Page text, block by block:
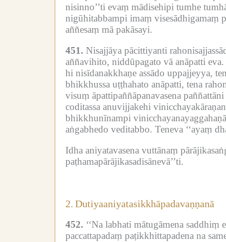
nisinno’’ti evaṃ mādisehipi tumhe
nigūhitabbampi imaṃ visesādhigamaṃ
aññesaṃ mā pakāsayi.
451. Nisajjāya pācittiyanti
aññavihito, niddūpagato vā anāpatti eva.
hi nisīdanakkhaṇe assādo uppajjeyya,
bhikkhussa uṭṭhahato anāpatti, tena
visuṃ āpattipaññāpanavasena
coditassa anuvijjakehi
bhikkhunīnampi
aṅgabhedo veditabbo. Teneva ‘‘ayaṃ
Idha aniyatavasena vuttānaṃ
paṭhamapārājikasadisānevā’’ti.
2. Dutiyaaniyatasikkhāpadavaṇṇanā
452. ‘‘Na labhati mātugāmena saddhiṃ
paccattapadaṃ paṭikkhittapadena na